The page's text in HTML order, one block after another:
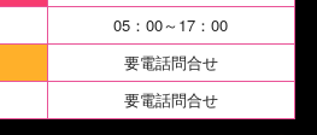
05：00～17：00
要電話問合せ
要電話問合せ